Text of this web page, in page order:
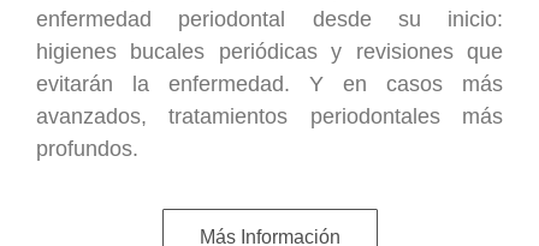
enfermedad periodontal desde su inicio:
higienes bucales periódicas y revisiones que
evitarán la enfermedad. Y en casos más
avanzados, tratamientos periodontales más
profundos.
Más Información